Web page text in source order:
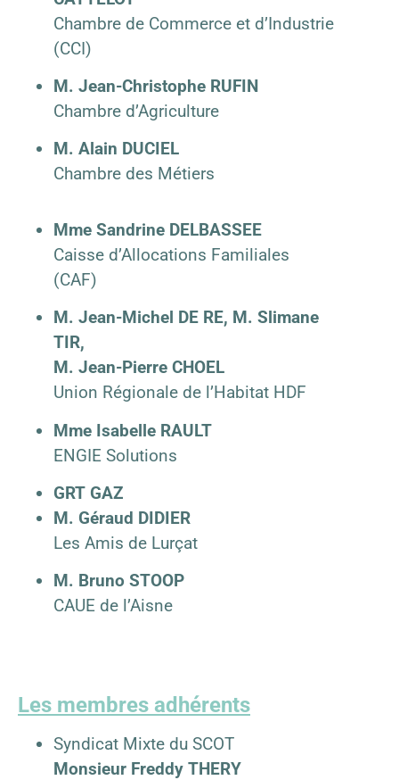
Chambre de Commerce et d’Industrie
(CCI)
M. Jean-Christophe RUFIN
Chambre d’Agriculture
M. Alain DUCIEL
Chambre des Métiers
Mme Sandrine DELBASSEE
Caisse d’Allocations Familiales
(CAF)
M. Jean-Michel DE RE, M. Slimane
TIR,
M. Jean-Pierre CHOEL
Union Régionale de l’Habitat HDF
Mme Isabelle RAULT
ENGIE Solutions
GRT GAZ
M. Géraud DIDIER
Les Amis de Lurçat
M. Bruno STOOP
CAUE de l’Aisne
Les membres adhérents
Syndicat Mixte du SCOT
Monsieur Freddy THERY